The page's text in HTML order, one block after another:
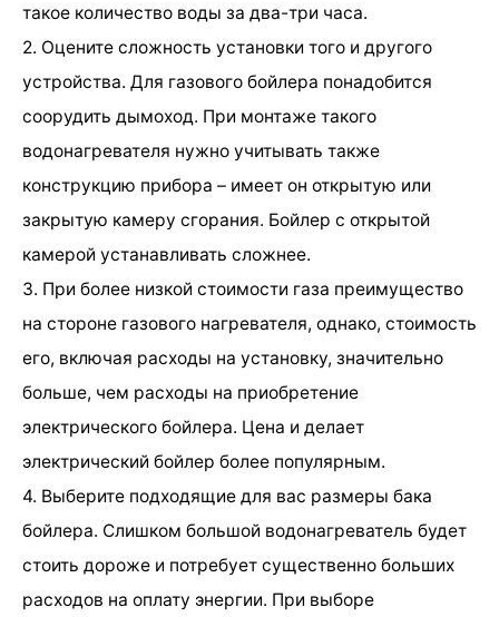
такое количество воды за два-три часа.
2. Оцените сложность установки того и другого
устройства. Для газового бойлера понадобится
соорудить дымоход. При монтаже такого
водонагревателя нужно учитывать также
конструкцию прибора – имеет он открытую или
закрытую камеру сгорания. Бойлер с открытой
камерой устанавливать сложнее.
3. При более низкой стоимости газа преимущество
на стороне газового нагревателя, однако, стоимость
его, включая расходы на установку, значительно
больше, чем расходы на приобретение
электрического бойлера. Цена и делает
электрический бойлер более популярным.
4. Выберите подходящие для вас размеры бака
бойлера. Слишком большой водонагреватель будет
стоить дороже и потребует существенно больших
расходов на оплату энергии. При выборе